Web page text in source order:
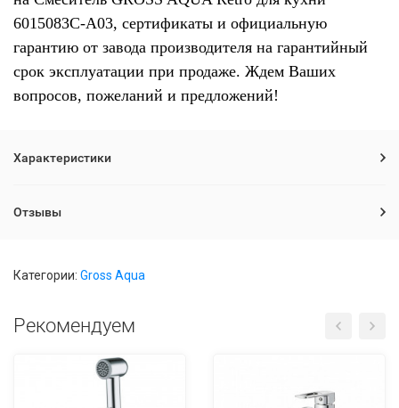
6015083С-A03, сертификаты и официальную
гарантию от завода производителя на гарантийный
срок эксплуатации при продаже. Ждем Ваших
вопросов, пожеланий и предложений!
Характеристики
Отзывы
Категории: Gross Aqua
Рекомендуем